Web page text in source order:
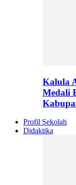
Kalula
Medali
Profil Sekolah
Didaktika